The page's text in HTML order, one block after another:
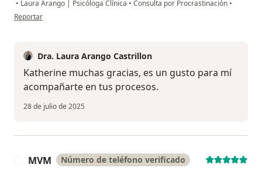
• Laura Arango | Psicóloga Clínica • Consulta por Procrastinación •
en opinión del usuario Katherine Ramírez
Reportar
Dra. Laura Arango Castrillon
Katherine muchas gracias, es un gusto para mí
acompañarte en tus procesos.
28 de julio de 2025
MVM Número de teléfono verificado